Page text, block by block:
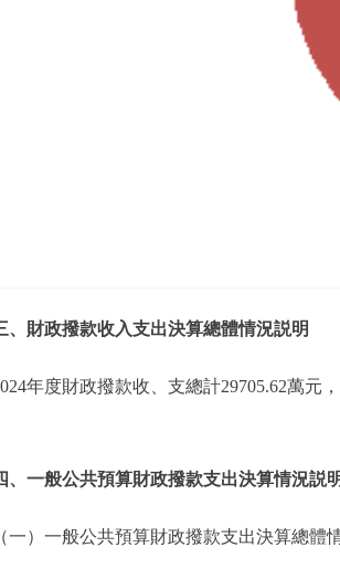
、財政撥款收入支出決算總體情況説明
年度財政撥款收、支總計29705.62萬元
、一般公共預算財政撥款支出決算情況説
（一）一般公共預算財政撥款支出決算總體